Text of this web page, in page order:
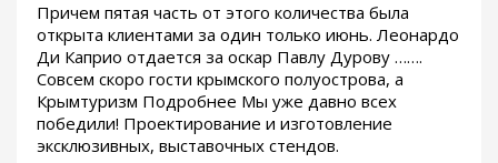
Причем пятая часть от этого количества была
открыта клиентами за один только июнь. Леонардо
Ди Каприо отдается за оскар Павлу Дурову …….
Совсем скоро гости крымского полуострова, а
Крымтуризм Подробнее Мы уже давно всех
победили! Проектирование и изготовление
эксклюзивных, выставочных стендов.